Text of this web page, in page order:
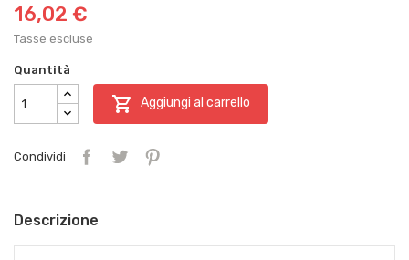
16,02 €
Tasse escluse
Quantità
 Aggiungi al carrello
Condividi
Descrizione